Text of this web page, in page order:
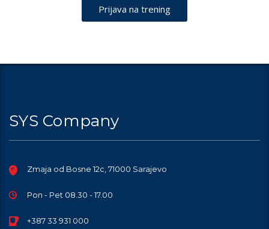
Prijava na trening
SYS Company
Zmaja od Bosne 12c, 71000 Sarajevo
Pon - Pet 08.30 - 17.00
+387 33 931 000